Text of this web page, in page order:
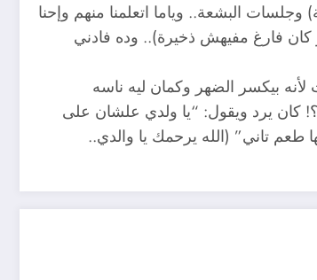
البشعة.. وياما اتعلمنا منهم وإحنا
فارغ مفيهش ذخيرة).. وده فادني
بيكسر الضهر وكمان ليه ناسه
كان يرد ويقول: “يا ولدي علشان على
طعم تاني” (الله يرحمك يا والدي..